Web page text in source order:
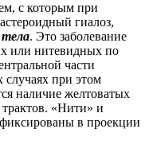
с которым при
гиалоз,
тела. Это заболевание
или нитевидных по
части
случаях при этом
наличие желтоватых
«Нити» и
в проекции